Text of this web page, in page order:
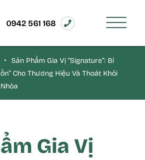
0942 561 168
‣ Sản Phẩm Gia Vị “Signature”: Bí
Cho Thương Hiệu Và Thoát Khỏi
Gia Vị